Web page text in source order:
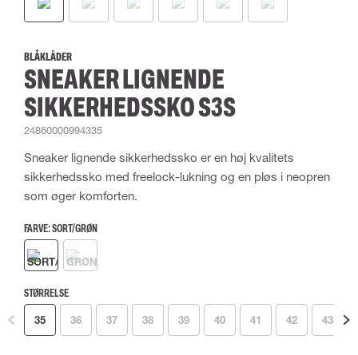
BLÅKLÄDER
SNEAKER LIGNENDE
SIKKERHEDSSKO S3S
24860000994335
Sneaker lignende sikkerhedssko er en høj kvalitets
sikkerhedssko med freelock-lukning og en pløs i neopren
som øger komforten.
FARVE:SORT/GRØN
STØRRELSE
35 36 37 38 39 40 41 42 43